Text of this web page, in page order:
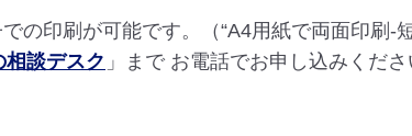
の印刷が可能です。（“A4用紙で両面印刷
談デスク 」まで お電話でお申し込みくださ